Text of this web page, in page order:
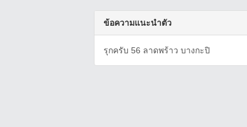
ข้อความแนะนำตัว
รุกครับ 56 ลาดพร้าว บางกะปิ